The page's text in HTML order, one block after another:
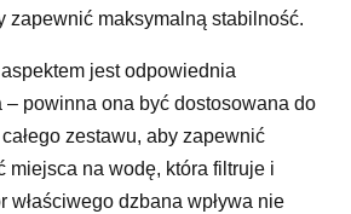
zapewnić maksymalną stabilność.
jest odpowiednia
– powinna ona być dostosowana do
zestawu, aby zapewnić
miejsca na wodę, która filtruje i
właściwego dzbana wpływa nie